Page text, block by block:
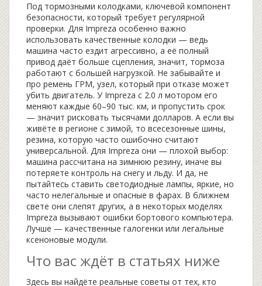
Под тормозными колодками, ключевой компонент
безопасности, который требует регулярной
проверки. Для Impreza особенно важно
использовать качественные колодки — ведь
машина часто ездит агрессивно, а её полный
привод даёт больше сцепления, значит, тормоза
работают с большей нагрузкой. Не забывайте и
про ремень ГРМ, узел, который при отказе может
убить двигатель. У Impreza с 2.0 л мотором его
меняют каждые 60–90 тыс. км, и пропустить срок
— значит рисковать тысячами долларов. А если вы
живёте в регионе с зимой, то всесезонные шины,
резина, которую часто ошибочно считают
универсальной. Для Impreza они — плохой выбор:
машина рассчитана на зимнюю резину, иначе вы
потеряете контроль на снегу и льду. И да, не
пытайтесь ставить светодиодные лампы, яркие, но
часто нелегальные и опасные в фарах. В ближнем
свете они слепят других, а в некоторых моделях
Impreza вызывают ошибки бортового компьютера.
Лучше — качественные галогенки или легальные
ксеноновые модули.
Что вас ждёт в статьях ниже
Здесь вы найдёте реальные советы от тех, кто